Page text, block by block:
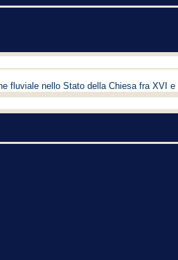
fluviale nello Stato della Chiesa fra XVI